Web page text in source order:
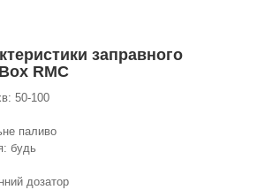
заправного
RMC
50-100
паливо
будь
дозатор